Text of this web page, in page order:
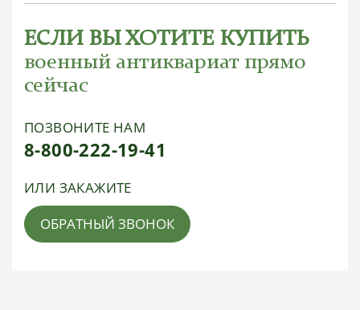
ЕСЛИ ВЫ ХОТИТЕ КУПИТЬ
военный антиквариат прямо
сейчас
ПОЗВОНИТЕ НАМ
8-800-222-19-41
ИЛИ ЗАКАЖИТЕ
ОБРАТНЫЙ ЗВОНОК